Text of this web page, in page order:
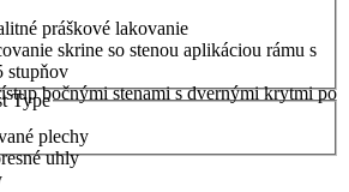
Type
práškové lakovanie
skrine so stenou aplikáciou rámu s
stupňov
bočnými stenami s dvernými krytmi po
plechy
uhly